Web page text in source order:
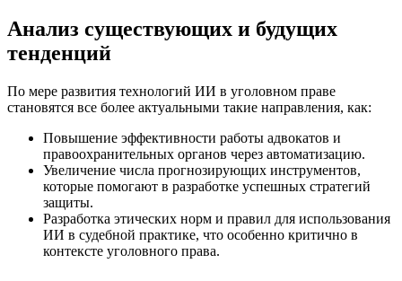
Анализ существующих и будущих
тенденций
По мере развития технологий ИИ в уголовном праве
становятся все более актуальными такие направления, как:
Повышение эффективности работы адвокатов и
правоохранительных органов через автоматизацию.
Увеличение числа прогнозирующих инструментов,
которые помогают в разработке успешных стратегий
защиты.
Разработка этических норм и правил для использования
ИИ в судебной практике, что особенно критично в
контексте уголовного права.